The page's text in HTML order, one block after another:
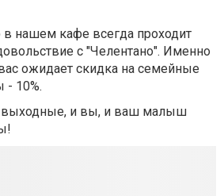
в нашем кафе всегда проходит
с "Челентано". Именно
ожидает скидка на семейные
- 10%.
выходные, и вы, и ваш малыш